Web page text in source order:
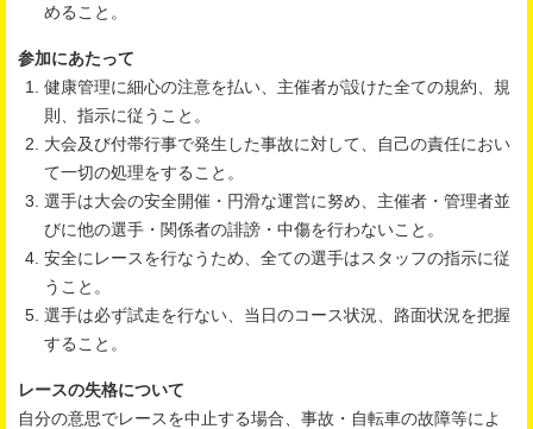
めること。
参加にあたって
健康管理に細心の注意を払い、主催者が設けた全ての規約、規
則、指示に従うこと。
大会及び付帯行事で発生した事故に対して、自己の責任におい
て一切の処理をすること。
選手は大会の安全開催・円滑な運営に努め、主催者・管理者並
びに他の選手・関係者の誹謗・中傷を行わないこと。
安全にレースを行なうため、全ての選手はスタッフの指示に従
うこと。
選手は必ず試走を行ない、当日のコース状況、路面状況を把握
すること。
レースの失格について
自分の意思でレースを中止する場合、事故・自転車の故障等によ